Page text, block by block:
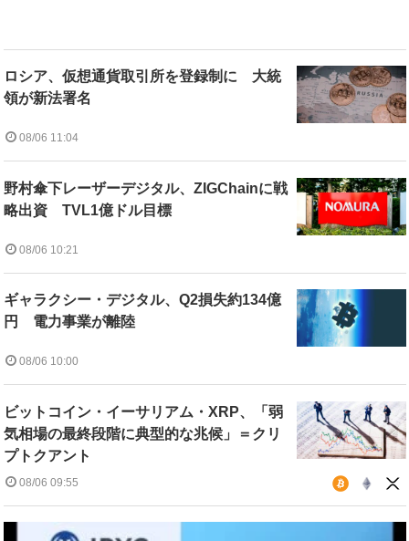
ロシア、仮想通貨取引所を登録制に 大統
領が新法署名
08/06 11:04
野村傘下レーザーデジタル、ZIGChainに戦
略出資 TVL1億ドル目標
08/06 10:21
ギャラクシー・デジタル、Q2損失約134億
円 電力事業が離陸
08/06 10:00
ビットコイン・イーサリアム・XRP、「弱
気相場の最終段階に典型的な兆候」＝クリ
プトクアント
08/06 09:55